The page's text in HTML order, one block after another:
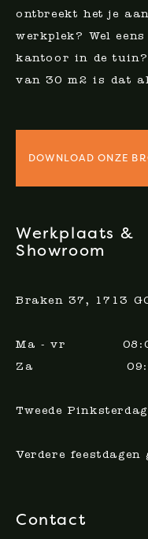
ontbreekt het je
werkplek? Wel
kantoor in de
van 30 m2 is dat
DOWNLOAD ONZE
Werkplaats &
Showroom
Braken 37, 1713
Ma - vr
Za 09:30-
Tweede
Verdere feestdagen
Contact